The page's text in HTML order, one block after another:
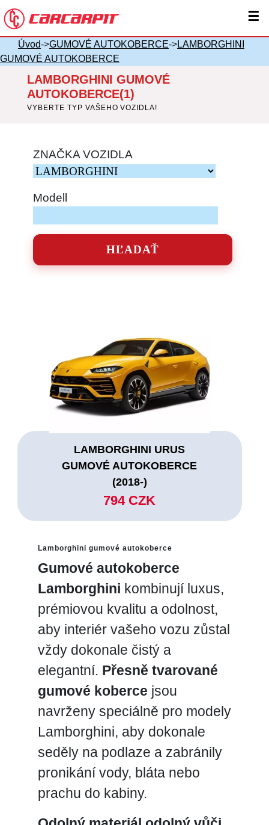
☰
Úvod->GUMOVÉ AUTOKOBERCE->LAMBORGHINI
GUMOVÉ AUTOKOBERCE
LAMBORGHINI GUMOVÉ
AUTOKOBERCE(1)
VYBERTE TYP VAŠEHO VOZIDLA!
ZNAČKA VOZIDLA
Modell
HĽADAŤ
LAMBORGHINI URUS
GUMOVÉ AUTOKOBERCE
(2018-)
794 CZK
Lamborghini gumové autokoberce
Gumové autokoberce
Lamborghini kombinují luxus,
prémiovou kvalitu a odolnost,
aby interiér vašeho vozu zůstal
vždy dokonale čistý a
elegantní. Přesně tvarované
gumové koberce jsou
navrženy speciálně pro modely
Lamborghini, aby dokonale
seděly na podlaze a zabránily
pronikání vody, bláta nebo
prachu do kabiny.